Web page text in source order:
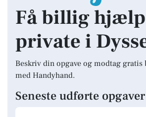
Få billig
private i
Beskriv din opgave og modtag gratis
med Handyhand.
Seneste udførte opgaver